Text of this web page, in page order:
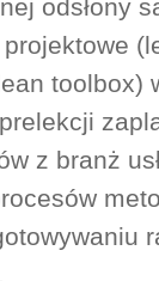
odsłony
toolbox)
z branż